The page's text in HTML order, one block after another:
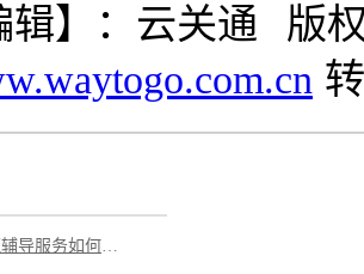
辑】： 云关通
版
珠海AEO认证辅导服务如何呢？第三方关务顾问机构推荐哪家？